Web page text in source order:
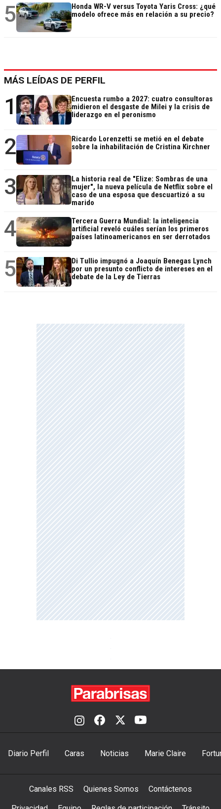
5
Honda WR-V versus Toyota Yaris Cross: ¿qué
modelo ofrece más en relación a su precio?
MÁS LEÍDAS DE PERFIL
1
Encuesta rumbo a 2027: cuatro consultoras
midieron el desgaste de Milei y la crisis de
liderazgo en el peronismo
2
Ricardo Lorenzetti se metió en el debate
sobre la inhabilitación de Cristina Kirchner
3
La historia real de "Elize: Sombras de una
mujer", la nueva película de Netflix sobre el
caso de una esposa que descuartizó a su
marido
4
Tercera Guerra Mundial: la inteligencia
artificial reveló cuáles serían los primeros
países latinoamericanos en ser derrotados
5
Di Tullio impugnó a Joaquín Benegas Lynch
por un presunto conflicto de intereses en el
debate de la Ley de Tierras
Diario Perfil Caras Noticias Marie Claire
Canales RSS Quienes Somos Contáctenos